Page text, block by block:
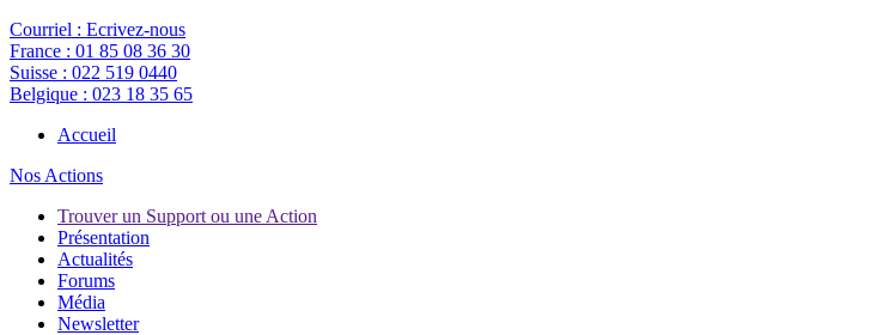
Courriel : Ecrivez-nous
France : 01 85 08 36 30
Suisse : 022 519 0440
Belgique : 023 18 35 65
Accueil
Nos Actions
Trouver un Support ou une Action
Présentation
Actualités
Forums
Média
Newsletter